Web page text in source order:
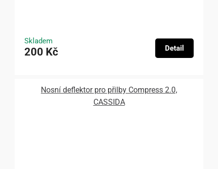
Skladem
200 Kč Detail
Nosní deflektor pro přilby Compress 2.0,
CASSIDA